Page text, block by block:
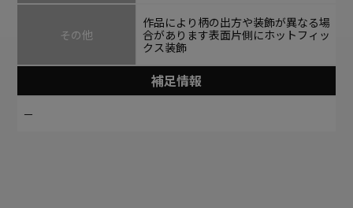
その他
作品により柄の出方や装飾が異なる場
合があります表面片側にホットフィッ
クス装飾
補足情報
－